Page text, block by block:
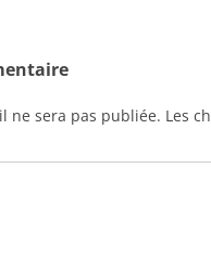
ne sera pas publiée. Les